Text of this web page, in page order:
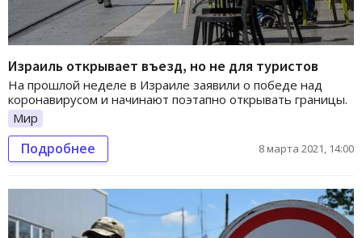
Израиль открывает въезд, но не для туристов
На прошлой неделе в Израиле заявили о победе над
коронавирусом и начинают поэтапно открывать границы.
Мир
Подробнее 8 марта 2021, 14:00